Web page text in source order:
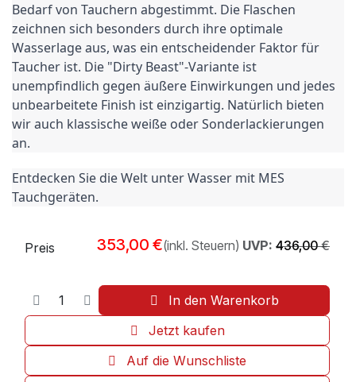
Bedarf von Tauchern abgestimmt. Die Flaschen
zeichnen sich besonders durch ihre optimale
Wasserlage aus, was ein entscheidender Faktor für
Taucher ist. Die "Dirty Beast"-Variante ist
unempfindlich gegen äußere Einwirkungen und jedes
unbearbeitete Finish ist einzigartig. Natürlich bieten
wir auch klassische weiße oder Sonderlackierungen
an.
Entdecken Sie die Welt unter Wasser mit MES
Tauchgeräten.
In den Warenkorb
Jetzt kaufen
Auf die Wunschliste
Preis 353,00 €(inkl. Steuern) UVP: 436,00€